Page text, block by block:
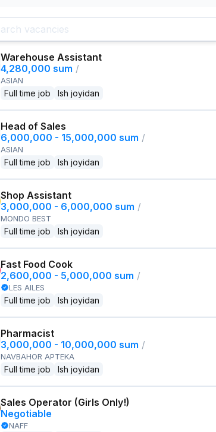
Warehouse Assistant
4,280,000 sum /
ASIAN
Full time job Ish joyidan
Head of Sales
6,000,000 - 15,000,000 sum /
ASIAN
Full time job Ish joyidan
Shop Assistant
3,000,000 - 6,000,000 sum /
MONDO BEST
Full time job Ish joyidan
Fast Food Cook
2,600,000 - 5,000,000 sum /
LES AILES
Full time job Ish joyidan
Pharmacist
3,000,000 - 10,000,000 sum /
NAVBAHOR APTEKA
Full time job Ish joyidan
Sales Operator (Girls Only!)
Negotiable
NAFF